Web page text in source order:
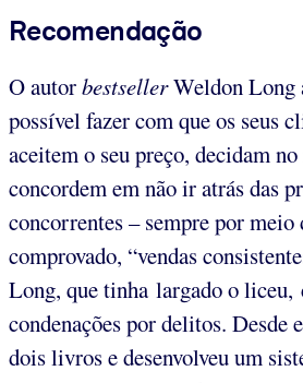
Recomendação
O autorbestsellerWeldon Long
possível fazer com que os seus
aceitem o seu preço, decidam
concordem em não ir atrás das
concorrentes – sempre por meio
comprovado, “vendas
Long, que tinha largado o liceu,
condenações por delitos. Desde
dois livros e desenvolveu um